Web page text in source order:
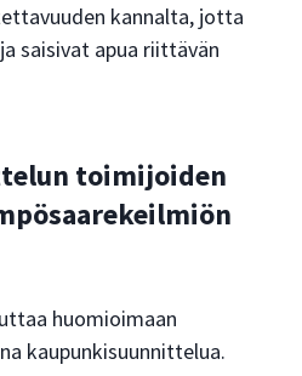
kannalta, jotta
saisivat apua riittävän
toimijoiden
huomioimaan
kaupunkisuunnittelua.